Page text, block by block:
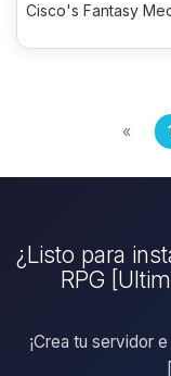
Cisco's Fantasy
«
¿Listo para
RPG
¡Crea tu servidor